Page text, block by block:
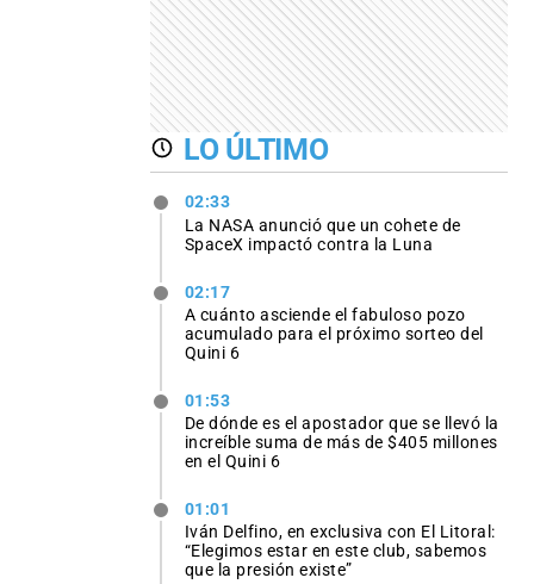
LO ÚLTIMO
02:33
La NASA anunció que un cohete de
SpaceX impactó contra la Luna
02:17
A cuánto asciende el fabuloso pozo
acumulado para el próximo sorteo del
Quini 6
01:53
De dónde es el apostador que se llevó la
increíble suma de más de $405 millones
en el Quini 6
01:01
Iván Delfino, en exclusiva con El Litoral:
“Elegimos estar en este club, sabemos
que la presión existe”